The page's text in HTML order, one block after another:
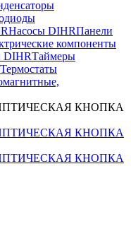
Насосы DIHRПанели
компоненты
DIHRТаймеры
Термостаты
КНОПКА